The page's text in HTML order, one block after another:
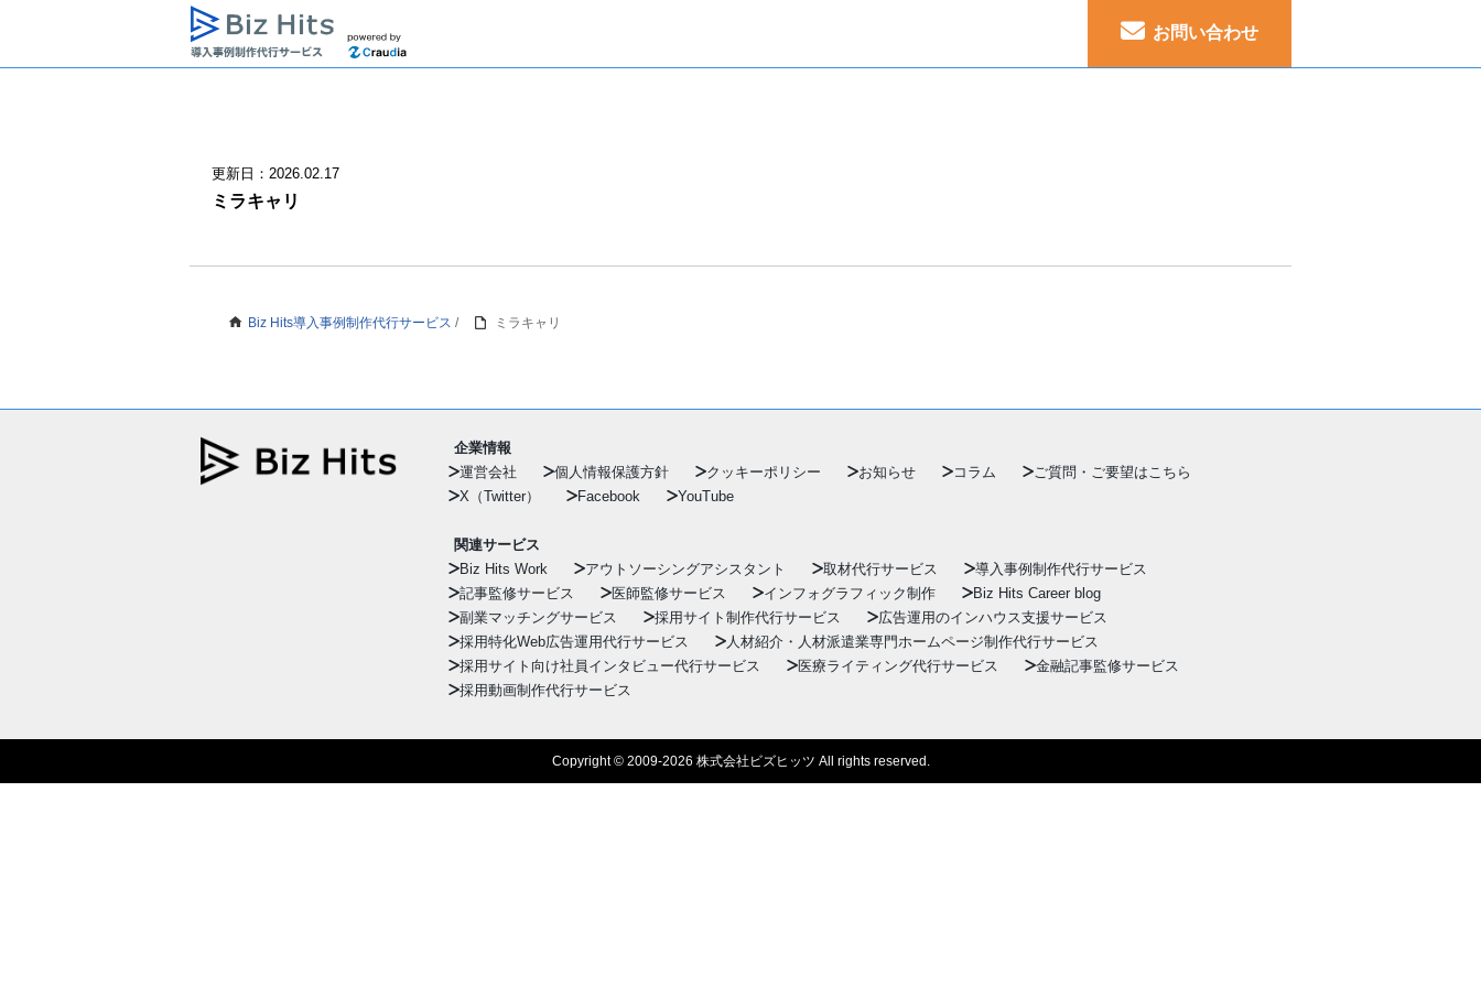
お問い合わせ
更新日：2026.02.17
ミラキャリ
Biz Hits導入事例制作代行サービス / ミラキャリ
企業情報
運営会社
個人情報保護方針 クッキーポリシー お知らせ コラム
ご質問・ご要望はこちら
X（Twitter）
Facebook YouTube
関連サービス
Biz Hits Work
アウトソーシングアシスタント 取材代行サービス
導入事例制作代行サービス
記事監修サービス
医師監修サービス インフォグラフィック制作
Biz Hits Career blog
副業マッチングサービス
採用サイト制作代行サービス
広告運用のインハウス支援サービス
採用特化Web広告運用代行サービス
人材紹介・人材派遣業専門ホームページ制作代行サービス
採用サイト向け社員インタビュー代行サービス
医療ライティング代行サービス
金融記事監修サービス
採用動画制作代行サービス
Copyright © 2009-2026 株式会社ビズヒッツ All rights reserved.